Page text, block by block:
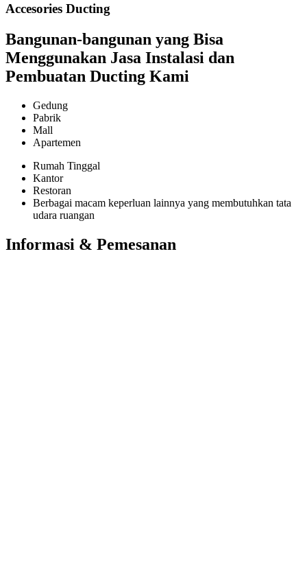
Accesories Ducting
Bangunan-bangunan yang Bisa
Menggunakan Jasa Instalasi dan
Pembuatan Ducting Kami
Gedung
Pabrik
Mall
Apartemen
Rumah Tinggal
Kantor
Restoran
Berbagai macam keperluan lainnya yang membutuhkan tata
udara ruangan
Informasi & Pemesanan